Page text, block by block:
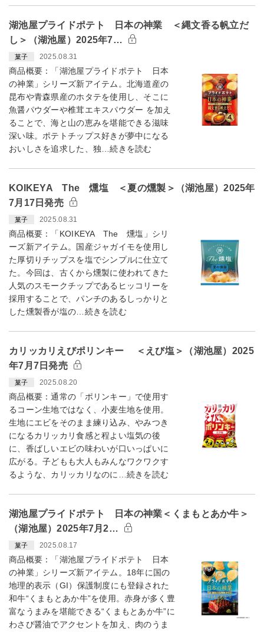
湖池屋プライドポテト 日本の神業 ＜縄文香る帆立だ
し＞（湖池屋）2025年7…
菓子 2025.08.31
商品概要：「湖池屋プライドポテト 日本
の神業」シリーズ新アイテム。北海道産の
昆布や青森県産のホタテを使用し、そこに
魚醤パウダーや椎茸エキスパウダー を加え
ることで、海と山の恵みを堪能できる滋味
深い味。ポテトチップス好きが夢中になる
おいしさを追求した、独…続きを読む
KOIKEYA The 燻塩 ＜夏の燻製＞（湖池屋）2025年
7月17日発売
菓子 2025.08.31
商品概要：「KOIKEYA The 燻塩」シリ
ーズ新アイテム。国産ジャガイモを使用し
た厚切りチップスを塩でシンプルに仕立て
た。今回は、古くから燻製に使われてきた
人気のスモークチップであるヒッコリーを
採用することで、パンチのあるしっかりと
した燻製香が塩の…続きを読む
カリッカリえびポリンキー ＜えび塩＞（湖池屋）2025
年7月7日発売
菓子 2025.08.20
商品概要：通常の「ポリンキー」で使用す
るコーン生地ではなく、小麦生地を使用。
生地にエビをそのまま練り込み、やみつき
になるカリッカリ食感と程よい塩気の後
に、香ばしいエビの味わいが口いっぱいに
広がる。子どもも大人もみんなワクワクす
るような、カリッカリなのに…続きを読む
湖池屋プライドポテト 日本の神業＜くまもとあか牛＞
（湖池屋）2025年7月2…
菓子 2025.08.17
商品概要：「湖池屋プライドポテト 日本
の神業」シリーズ新アイテム。18年に国の
地理的表示（GI）保護制度にも登録された
和牛“くまもとあか牛”を使用。赤身が多く豊
富なうまみを堪能できる“くまもとあか牛”に
わさび醤油でアクセントを加え、肉のうま